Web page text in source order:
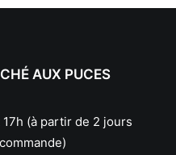
AUX PUCES
(à partir de 2 jours